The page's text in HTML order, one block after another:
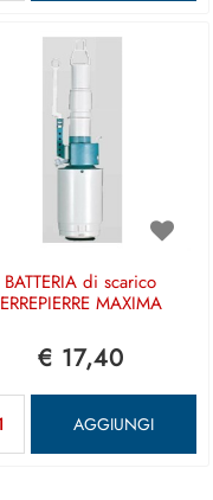
BATTERIA di scarico
ERREPIERRE MAXIMA
€ 17,40
AGGIUNGI